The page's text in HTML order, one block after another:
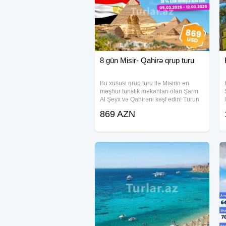
8 gün Misir- Qahirə qrup turu
Bu xüsusi qrup turu ilə Misirin ən
məşhur turistik məkanları olan Şarm
Al Şeyx və Qahirəni kəşf edin! Turun
USD ilkin ödəniş ilə bu unikal
Texniki
869 AZN